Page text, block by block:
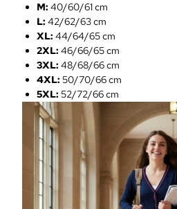
M: 40/60/61 cm
L: 42/62/63 cm
XL: 44/64/65 cm
2XL: 46/66/65 cm
3XL: 48/68/66 cm
4XL: 50/70/66 cm
5XL: 52/72/66 cm